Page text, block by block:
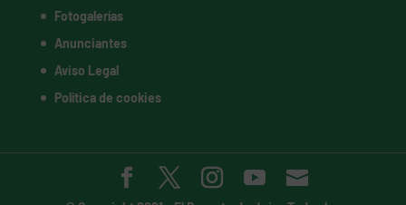
Fotogalerías
Anunciantes
Aviso Legal
Política de cookies